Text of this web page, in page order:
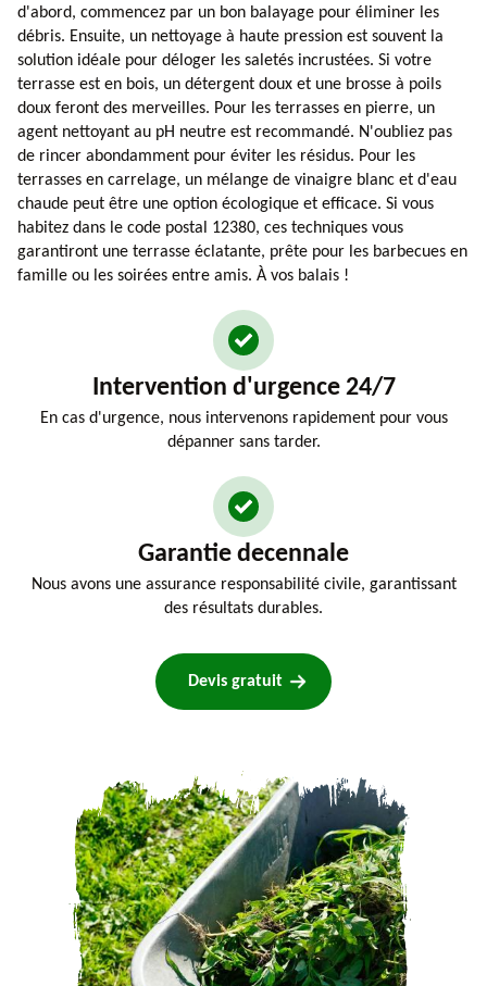
d'abord, commencez par un bon balayage pour éliminer les
débris. Ensuite, un nettoyage à haute pression est souvent la
solution idéale pour déloger les saletés incrustées. Si votre
terrasse est en bois, un détergent doux et une brosse à poils
doux feront des merveilles. Pour les terrasses en pierre, un
agent nettoyant au pH neutre est recommandé. N'oubliez pas
de rincer abondamment pour éviter les résidus. Pour les
terrasses en carrelage, un mélange de vinaigre blanc et d'eau
chaude peut être une option écologique et efficace. Si vous
habitez dans le code postal 12380, ces techniques vous
garantiront une terrasse éclatante, prête pour les barbecues en
famille ou les soirées entre amis. À vos balais !
Intervention d'urgence 24/7
En cas d'urgence, nous intervenons rapidement pour vous
dépanner sans tarder.
Garantie decennale
Nous avons une assurance responsabilité civile, garantissant
des résultats durables.
Devis gratuit